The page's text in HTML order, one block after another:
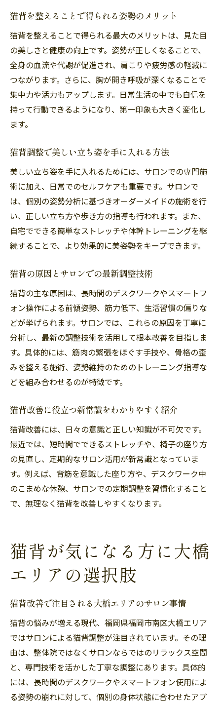
猫背を整えることで得られる姿勢のメリット
猫背を整えることで得られる最大のメリットは、見た目
の美しさと健康の向上です。姿勢が正しくなることで、
全身の血流や代謝が促進され、肩こりや疲労感の軽減に
つながります。さらに、胸が開き呼吸が深くなることで
集中力や活力もアップします。日常生活の中でも自信を
持って行動できるようになり、第一印象も大きく変化し
ます。
猫背調整で美しい立ち姿を手に入れる方法
美しい立ち姿を手に入れるためには、サロンでの専門施
術に加え、日常でのセルフケアも重要です。サロンで
は、個別の姿勢分析に基づきオーダーメイドの施術を行
い、正しい立ち方や歩き方の指導も行われます。また、
自宅でできる簡単なストレッチや体幹トレーニングを継
続することで、より効果的に美姿勢をキープできます。
猫背の原因とサロンでの最新調整技術
猫背の主な原因は、長時間のデスクワークやスマートフ
ォン操作による前傾姿勢、筋力低下、生活習慣の偏りな
どが挙げられます。サロンでは、これらの原因を丁寧に
分析し、最新の調整技術を活用して根本改善を目指しま
す。具体的には、筋肉の緊張をほぐす手技や、骨格の歪
みを整える施術、姿勢維持のためのトレーニング指導な
どを組み合わせるのが特徴です。
猫背改善に役立つ新常識をわかりやすく紹介
猫背改善には、日々の意識と正しい知識が不可欠です。
最近では、短時間でできるストレッチや、椅子の座り方
の見直し、定期的なサロン活用が新常識となっていま
す。例えば、背筋を意識した座り方や、デスクワーク中
のこまめな休憩、サロンでの定期調整を習慣化すること
で、無理なく猫背を改善しやすくなります。
猫背が気になる方に大橋
エリアの選択肢
猫背改善で注目される大橋エリアのサロン事情
猫背の悩みが増える現代、福岡県福岡市南区大橋エリア
ではサロンによる猫背調整が注目されています。その理
由は、整体院ではなくサロンならではのリラックス空間
と、専門技術を活かした丁寧な調整にあります。具体的
には、長時間のデスクワークやスマートフォン使用によ
る姿勢の崩れに対して、個別の身体状態に合わせたアプ